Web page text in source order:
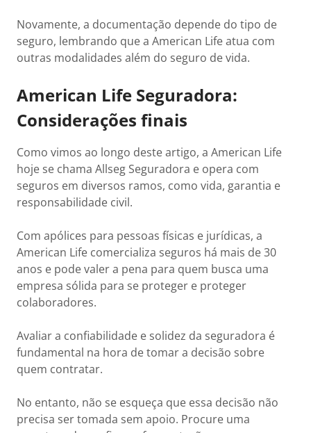
Novamente, a documentação depende do tipo de
seguro, lembrando que a American Life atua com
outras modalidades além do seguro de vida.
American Life Seguradora:
Considerações finais
Como vimos ao longo deste artigo, a American Life
hoje se chama Allseg Seguradora e opera com
seguros em diversos ramos, como vida, garantia e
responsabilidade civil.
Com apólices para pessoas físicas e jurídicas, a
American Life comercializa seguros há mais de 30
anos e pode valer a pena para quem busca uma
empresa sólida para se proteger e proteger
colaboradores.
Avaliar a confiabilidade e solidez da seguradora é
fundamental na hora de tomar a decisão sobre
quem contratar.
No entanto, não se esqueça que essa decisão não
precisa ser tomada sem apoio. Procure uma